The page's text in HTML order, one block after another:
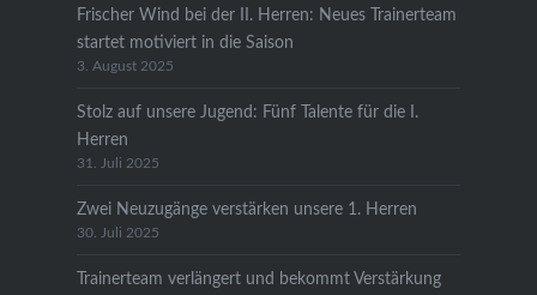
Frischer Wind bei der II. Herren: Neues Trainerteam
startet motiviert in die Saison
3. August 2025
Stolz auf unsere Jugend: Fünf Talente für die I.
Herren
31. Juli 2025
Zwei Neuzugänge verstärken unsere 1. Herren
30. Juli 2025
Trainerteam verlängert und bekommt Verstärkung